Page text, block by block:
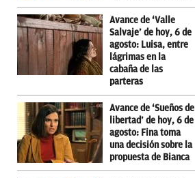
Avance de ‘Valle
Salvaje’ de hoy, 6 de
agosto: Luisa, entre
lágrimas en la
cabaña de las
parteras
Avance de ‘Sueños de
libertad’ de hoy, 6 de
agosto: Fina toma
una decisión sobre la
propuesta de Bianca